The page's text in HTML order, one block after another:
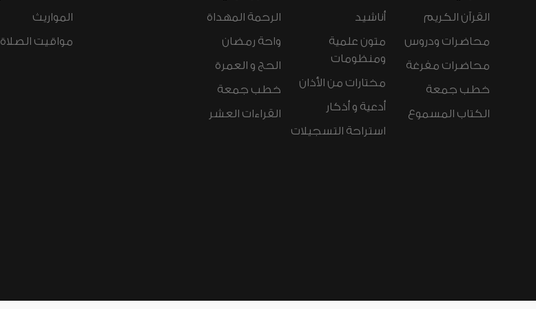
القرآن الكريم
محاضرات ودروس
محاضرات مفرغة
خطب جمعة
الكتاب المسموع
أناشيد
متون علمية
ومنظومات
مختارات من الأذان
أدعية و أذكار
استراحة التسجيلات
الرحمة المهداة
واحة رمضان
الحج و العمرة
خطب جمعة
القراءات العشر
المواريث
مواقيت الصلاة